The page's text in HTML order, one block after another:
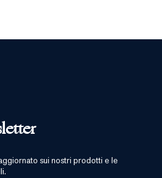
sui nostri prodotti e le